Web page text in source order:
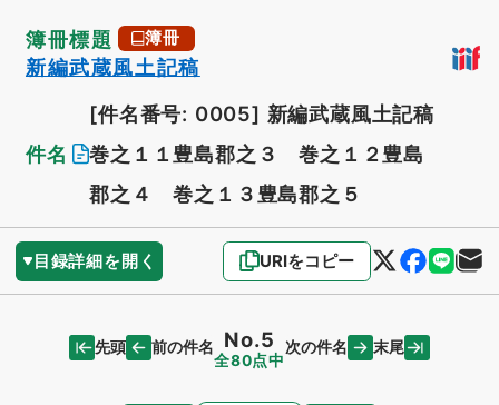
簿冊標題 簿冊
新編武蔵風土記稿
件名
[件名番号: 0005] 新編武蔵風土記稿
巻之１１豊島郡之３ 巻之１２豊島
郡之４ 巻之１３豊島郡之５
目録詳細を開く URIをコピー
先頭 前の件名 No.5
全80点中
次の件名 末尾